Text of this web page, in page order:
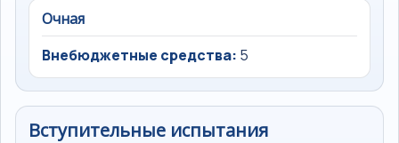
Очная
Внебюджетные средства: 5
Вступительные испытания